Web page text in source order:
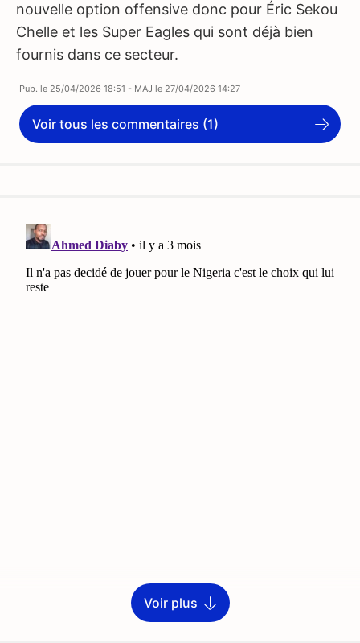
nouvelle option offensive donc pour Éric Sekou
Chelle et les Super Eagles qui sont déjà bien
fournis dans ce secteur.
Pub. le 25/04/2026 18:51 - MAJ le 27/04/2026 14:27
Voir tous les commentaires (1)
Voir plus